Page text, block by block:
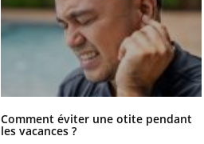
Comment éviter une otite pendant
les vacances ?